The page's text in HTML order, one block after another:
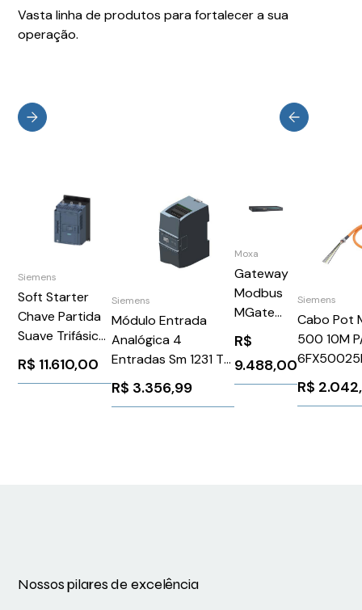
Vasta linha de produtos para fortalecer a sua
operação.
Siemens
Soft Starter
Chave Partida
Suave Trifásica
110250Vca 171A
Siemens
R$ 11.610,00
Siemens
Módulo Entrada
Analógica 4
Entradas Sm 1231 Tc
24 V 80 Ma Siemens
6ES72315QD320XB0
R$ 3.356,99
Moxa
Gateway
Modbus
MGate
MB3660
Series
R$
9.488,00
Siemens
Cabo Pot
500 10M
Siemens
R$
Nossos pilares de excelência